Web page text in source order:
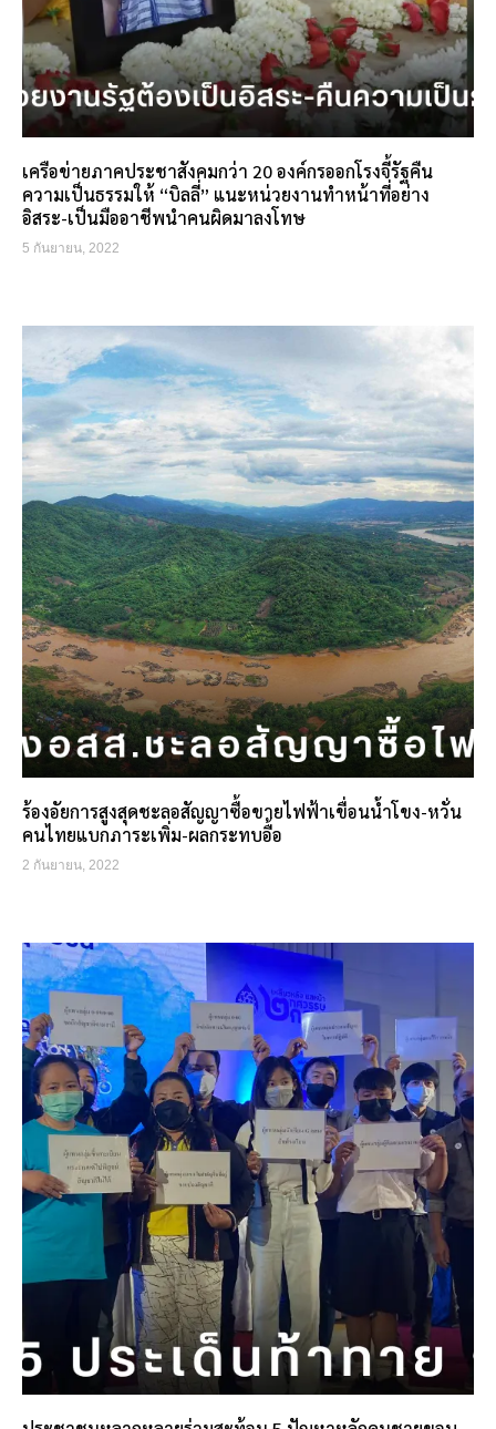
เครือข่ายภาคประชาสังคมกว่า 20 องค์กรออกโรงจี้รัฐคืน
ความเป็นธรรมให้ “บิลลี่” แนะหน่วยงานทำหน้าที่อย่าง
อิสระ-เป็นมืออาชีพนำคนผิดมาลงโทษ
5 กันยายน, 2022
ร้องอัยการสูงสุดชะลอสัญญาซื้อขายไฟฟ้าเขื่อนน้ำโขง-หวั่น
คนไทยแบกภาระเพิ่ม-ผลกระทบอื้อ
2 กันยายน, 2022